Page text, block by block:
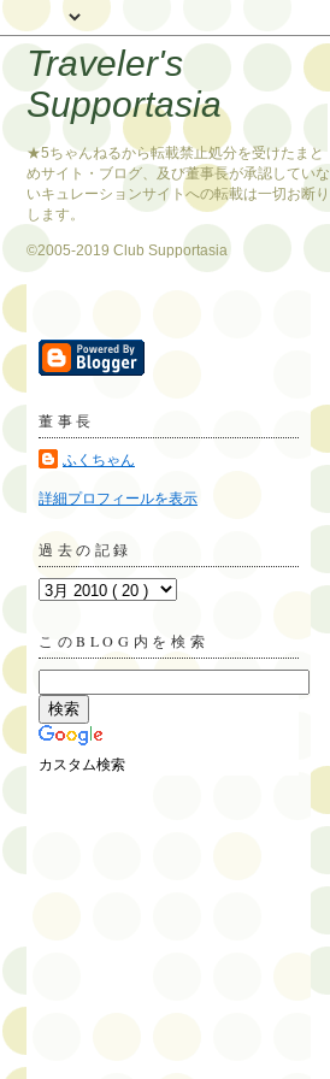
Traveler's
Supportasia
★5ちゃんねるから転載禁止処分を受けたまと
めサイト・ブログ、及び董事長が承認していな
いキュレーションサイトへの転載は一切お断り
します。
©2005-2019 Club Supportasia
董事長
ふくちゃん
詳細プロフィールを表示
過去の記録
このBLOG内を検索
カスタム検索